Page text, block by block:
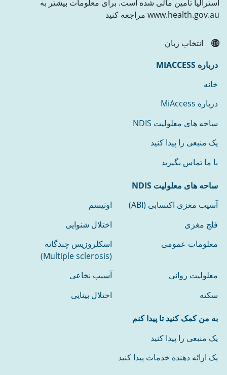
استرالیا تأمین مالی شده است. برای معلومات بیشتر به
www.health.gov.au مراجعه کنید
انتخاب زبان
درباره MIACCESS
خانه
درباره MiAccess
ساحه های معلولیت NDIS
یک منبعی را پیدا کنید
با ما تماس بگیرید
ساحه های معلولیت NDIS
آسیب مغزی اکتسابی (ABI)
اوتیسم
فلج مغزی
اختلال شنوایی
معلومات عمومی
اسکلروزیس چندگانه
(Multiple sclerosis)
معلولیت روانی
آسیب نخاعی
سکته
اختلال بینایی
به من کمک کنید تا پیدا کنم
یک منبعی را پیدا کنید
یک ارائه دهنده خدمات پیدا کنید